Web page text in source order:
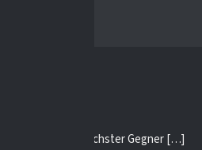
wartet als nächster Gegner […]